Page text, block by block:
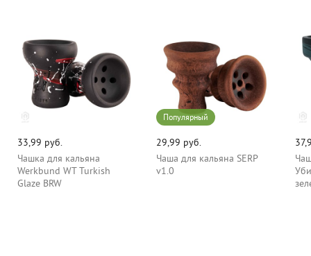
33,99 руб.
Чашка для кальяна
Werkbund WT Turkish
Glaze BRW
Популярный
29,99 руб.
Чаша для кальяна SERP
v1.0